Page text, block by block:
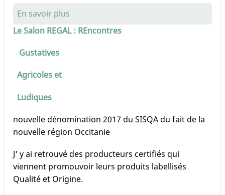
En savoir plus
Le
Le Salon REGAL : REncontres
Gustatives
Agricoles et
Ludiques
nouvelle dénomination 2017 du SISQA du fait de la
nouvelle région Occitanie
J' y ai retrouvé des producteurs certifiés qui
viennent promouvoir leurs produits labellisés
Qualité et Origine.